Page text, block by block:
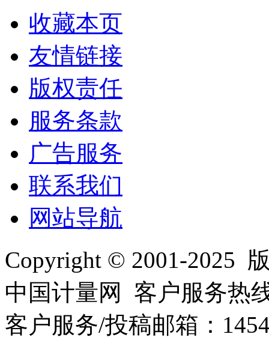
收藏本页
友情链接
版权责任
服务条款
广告服务
联系我们
网站导航
Copyright © 2001-2025
中国计量网 客户服务热
客户服务/投稿邮箱：